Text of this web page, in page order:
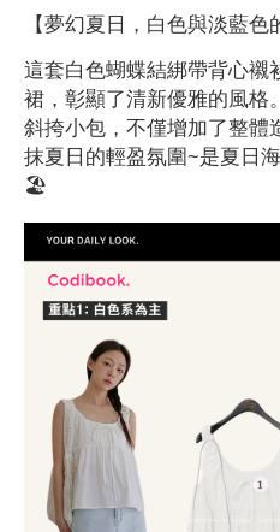
【夢幻夏日，白色與淡藍色
這套白色蝴蝶結綁帶背心襯
裙，彰顯了清新優雅的風格
斜挎小包，不僅增加了整體
抹夏日的輕盈氛圍~是夏日
🏖️